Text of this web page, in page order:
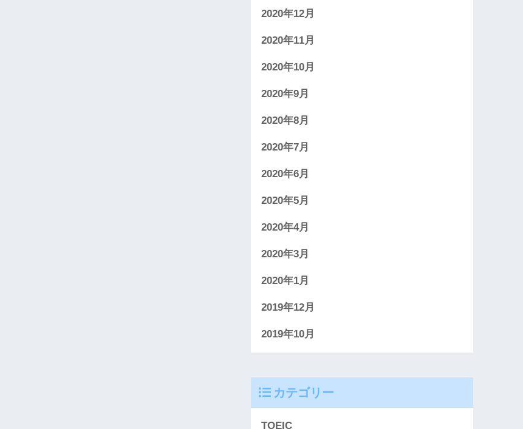
2020年12月
2020年11月
2020年10月
2020年9月
2020年8月
2020年7月
2020年6月
2020年5月
2020年4月
2020年3月
2020年1月
2019年12月
2019年10月
カテゴリー
TOEIC